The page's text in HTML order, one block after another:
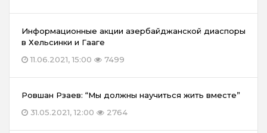
Информационные акции азербайджанской диаспоры
в Хельсинки и Гааге
11.06.2021, 15:00
7499
Ровшан Рзаев: “Мы должны научиться жить вместе”
31.05.2021, 12:00
2764